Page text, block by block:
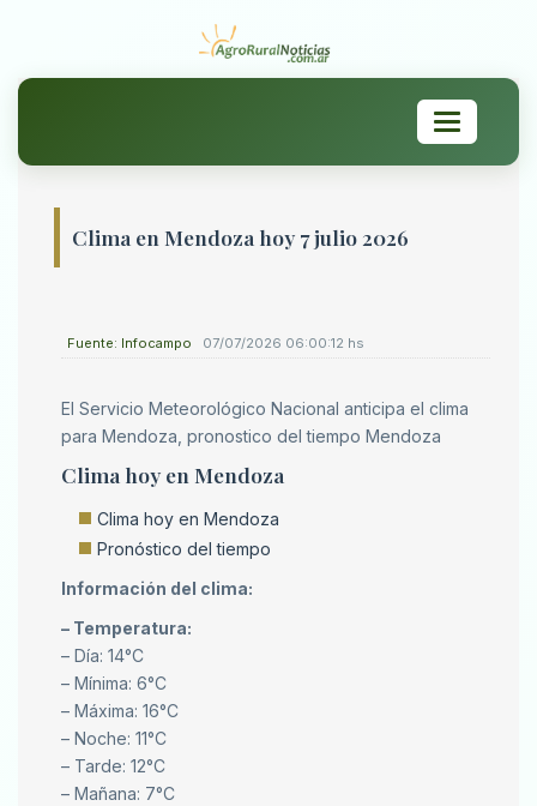
Toggle
navigation
Clima en Mendoza hoy 7 julio 2026
Fuente: Infocampo 07/07/2026 06:00:12 hs
El Servicio Meteorológico Nacional anticipa el clima
para Mendoza, pronostico del tiempo Mendoza
Clima hoy en Mendoza
Clima hoy en Mendoza
Pronóstico del tiempo
Información del clima:
– Temperatura:
– Día: 14°C
– Mínima: 6°C
– Máxima: 16°C
– Noche: 11°C
– Tarde: 12°C
– Mañana: 7°C